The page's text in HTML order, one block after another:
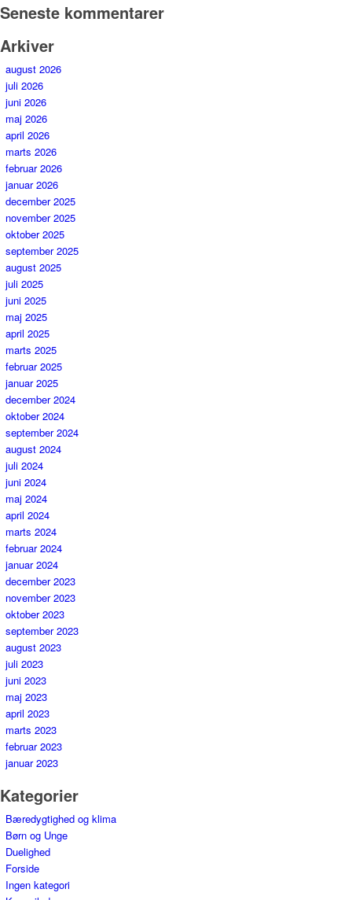
Seneste kommentarer
Arkiver
august 2026
juli 2026
juni 2026
maj 2026
april 2026
marts 2026
februar 2026
januar 2026
december 2025
november 2025
oktober 2025
september 2025
august 2025
juli 2025
juni 2025
maj 2025
april 2025
marts 2025
februar 2025
januar 2025
december 2024
oktober 2024
september 2024
august 2024
juli 2024
juni 2024
maj 2024
april 2024
marts 2024
februar 2024
januar 2024
december 2023
november 2023
oktober 2023
september 2023
august 2023
juli 2023
juni 2023
maj 2023
april 2023
marts 2023
februar 2023
januar 2023
Kategorier
Bæredygtighed og klima
Børn og Unge
Duelighed
Forside
Ingen kategori